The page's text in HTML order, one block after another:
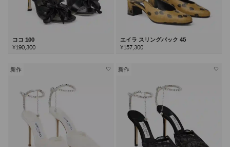
ココ 100
¥190,300
エイラ スリングバック 45
¥157,300
新作 新作